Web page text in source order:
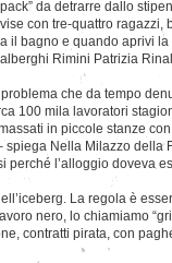
pack” da detrarre dallo
con tre-quattro ragazzi,
il bagno e quando aprivi
Rimini Patrizia
che da tempo
100 mila lavoratori
in piccole stanze
Nella Milazzo della
perché l’alloggio doveva
La regola è
nero, lo chiamiamo
contratti pirata, con